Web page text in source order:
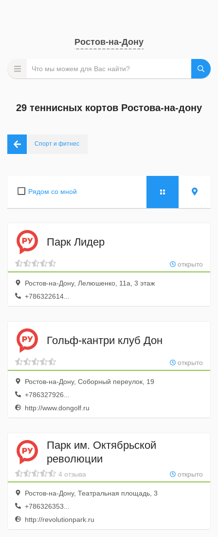
Ростов-на-Дону
29 теннисных кортов Ростова-на-дону
Спорт и фитнес
Рядом со мной
Парк Лидер
открыто
Ростов-на-Дону, Лелюшенко, 11а, 3 этаж
+786322614...
Гольф-кантри клуб Дон
открыто
Ростов-на-Дону, Соборный переулок, 19
+786327926...
http://www.dongolf.ru
Парк им. Октябрьской
революции
открыто
4 отзыва
Ростов-на-Дону, Театральная площадь, 3
+786326353...
http://revolutionpark.ru